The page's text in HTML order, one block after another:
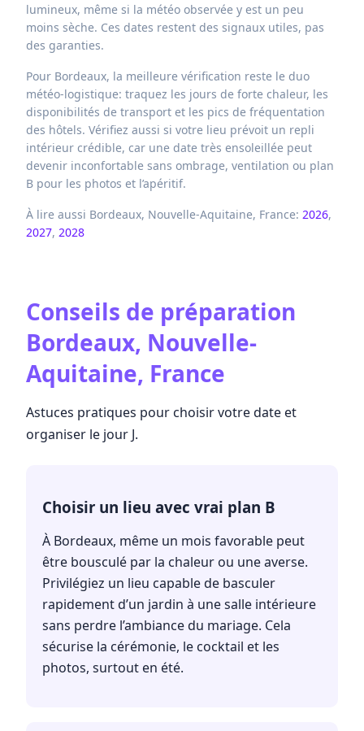
lumineux, même si la météo observée y est un peu
moins sèche. Ces dates restent des signaux utiles, pas
des garanties.
Pour Bordeaux, la meilleure vérification reste le duo
météo-logistique: traquez les jours de forte chaleur, les
disponibilités de transport et les pics de fréquentation
des hôtels. Vérifiez aussi si votre lieu prévoit un repli
intérieur crédible, car une date très ensoleillée peut
devenir inconfortable sans ombrage, ventilation ou plan
B pour les photos et l’apéritif.
À lire aussi Bordeaux, Nouvelle-Aquitaine, France: 2026,
2027, 2028
Conseils de préparation
Bordeaux, Nouvelle-
Aquitaine, France
Astuces pratiques pour choisir votre date et
organiser le jour J.
Choisir un lieu avec vrai plan B
À Bordeaux, même un mois favorable peut
être bousculé par la chaleur ou une averse.
Privilégiez un lieu capable de basculer
rapidement d’un jardin à une salle intérieure
sans perdre l’ambiance du mariage. Cela
sécurise la cérémonie, le cocktail et les
photos, surtout en été.